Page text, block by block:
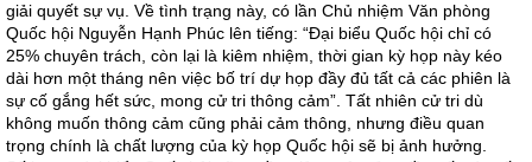
giải quyết sự vụ. Về tình trạng này, có lần Chủ nhiệm Văn phòng
Quốc hội Nguyễn Hạnh Phúc lên tiếng: “Đại biểu Quốc hội chỉ có
25% chuyên trách, còn lại là kiêm nhiệm, thời gian kỳ họp này kéo
dài hơn một tháng nên việc bố trí dự họp đầy đủ tất cả các phiên là
sự cố gắng hết sức, mong cử tri thông cảm”. Tất nhiên cử tri dù
không muốn thông cảm cũng phải cảm thông, nhưng điều quan
trọng chính là chất lượng của kỳ họp Quốc hội sẽ bị ảnh hưởng.